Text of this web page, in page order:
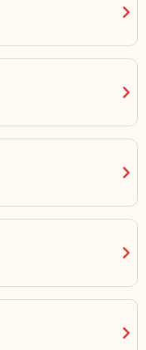
chevron_right
chevron_right
chevron_right
chevron_right
chevron_right